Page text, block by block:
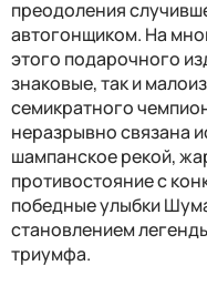
преодоления
автогонщиком. На
этого подарочного
знаковые, так и
семикратного
неразрывно связана
шампанское рекой,
противостояние с
победные улыбки
становлением
триумфа.